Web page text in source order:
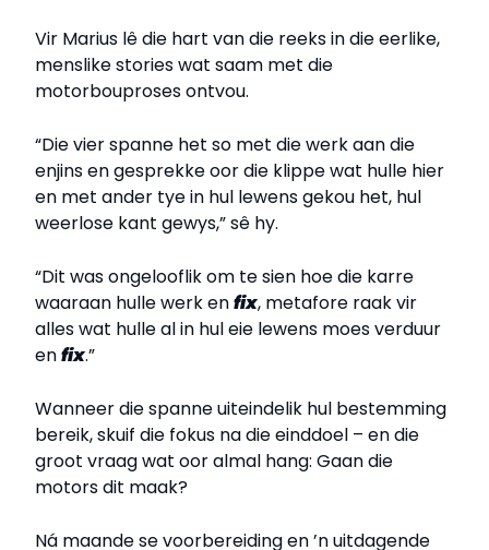
Vir Marius lê die hart van die reeks in die eerlike,
menslike stories wat saam met die
motorbouproses ontvou.
“Die vier spanne het so met die werk aan die
enjins en gesprekke oor die klippe wat hulle hier
en met ander tye in hul lewens gekou het, hul
weerlose kant gewys,” sê hy.
“Dit was ongelooflik om te sien hoe die karre
waaraan hulle werk enfix, metafore raak vir
alles wat hulle al in hul eie lewens moes verduur
enfix.”
Wanneer die spanne uiteindelik hul bestemming
bereik, skuif die fokus na die einddoel – en die
groot vraag wat oor almal hang: Gaan die
motors dit maak?
Ná maande se voorbereiding en ’n uitdagende